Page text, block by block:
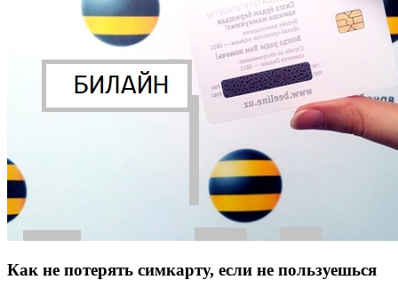
Как не потерять симкарту, если не пользуешься